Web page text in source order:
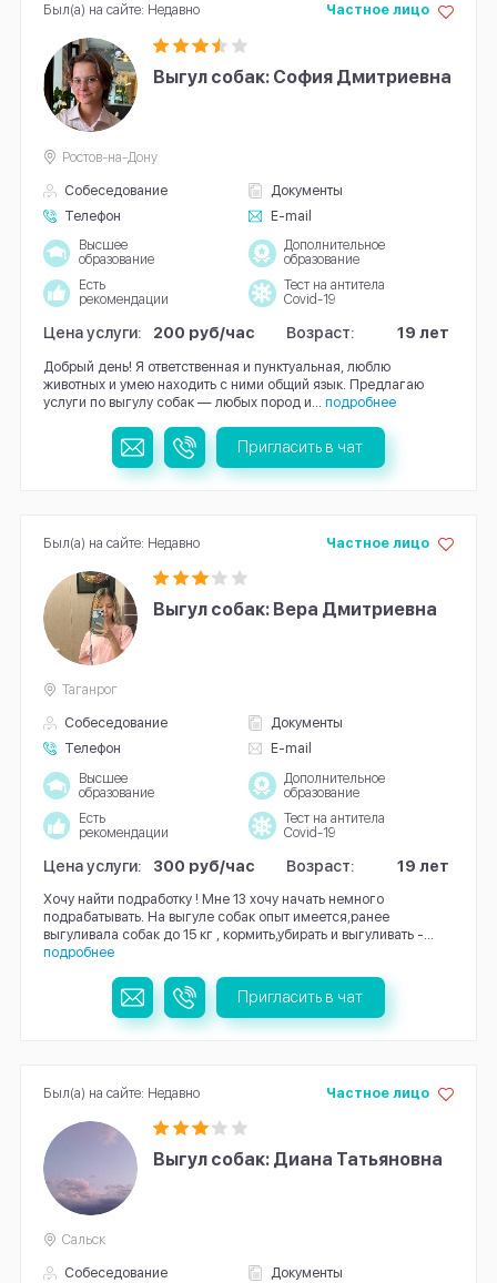
Выгул собак: София Дмитриевна
Собеседование
Документы
Телефон
E-mail
Частное лицо
Ростов-на-Дону
Высшее
образование
Дополнительное
образование
Есть
рекомендации
Тест на антитела
Covid-19
Цена услуги: 200 руб/час Возраст: 19 лет
Добрый день! Я ответственная и пунктуальная, люблю
животных и умею находить с ними общий язык. Предлагаю
услуги по выгулу собак — любых пород и...
подробнее
Был(а) на сайте: Недавно
Пригласить в чат
Выгул собак: Вера Дмитриевна
Собеседование
Документы
Телефон
E-mail
Частное лицо
Таганрог
Высшее
образование
Дополнительное
образование
Есть
рекомендации
Тест на антитела
Covid-19
Цена услуги: 300 руб/час Возраст: 19 лет
Хочу найти подработку ! Мне 13 хочу начать немного
подрабатывать. На выгуле собак опыт имеется,ранее
выгуливала собак до 15 кг , кормить,убирать и выгуливать -...
подробнее
Был(а) на сайте: Недавно
Пригласить в чат
Выгул собак: Диана Татьяновна
Собеседование
Документы
Частное лицо
Сальск
Был(а) на сайте: Недавно